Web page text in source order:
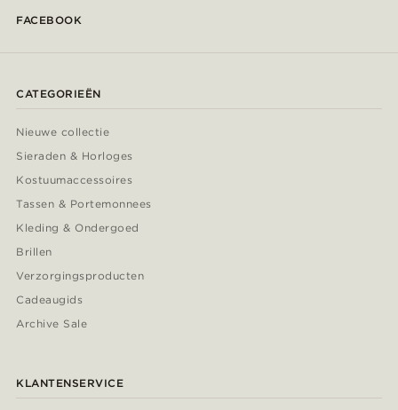
FACEBOOK
CATEGORIEËN
Nieuwe collectie
Sieraden & Horloges
Kostuumaccessoires
Tassen & Portemonnees
Kleding & Ondergoed
Brillen
Verzorgingsproducten
Cadeaugids
Archive Sale
KLANTENSERVICE